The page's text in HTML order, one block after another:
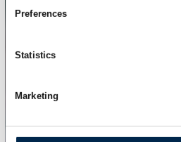
Preferences
Statistics
Marketing